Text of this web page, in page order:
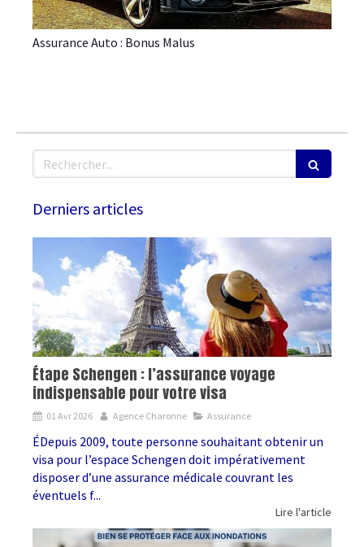
Assurance Auto : Bonus Malus
Rechercher
Derniers articles
Étape Schengen : l’assurance voyage
indispensable pour votre visa
01 Avr 2026 Agence Charonne Assurance
ÉDepuis 2009, toute personne souhaitant obtenir un
visa pour l’espace Schengen doit impérativement
disposer d’une assurance médicale couvrant les
éventuels f...
Lire l'article